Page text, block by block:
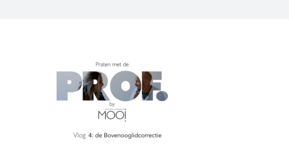
#4 Vlog praten met de prof: De
Bovenooglidcorrectie
Ooglidcorrectie